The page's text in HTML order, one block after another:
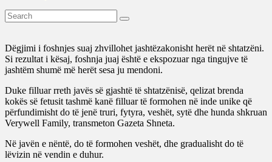
Dëgjimi i foshnjes suaj zhvillohet jashtëzakonisht herët në shtatzëni.
Si rezultat i kësaj, foshnja juaj është e ekspozuar nga tingujve të
jashtëm shumë më herët sesa ju mendoni.
Duke filluar rreth javës së gjashtë të shtatzënisë, qelizat brenda
kokës së fetusit tashmë kanë filluar të formohen në inde unike që
përfundimisht do të jenë truri, fytyra, veshët, sytë dhe hunda shkruan
Verywell Family, transmeton Gazeta Shneta.
Në javën e nëntë, do të formohen veshët, dhe gradualisht do të
lëvizin në vendin e duhur.